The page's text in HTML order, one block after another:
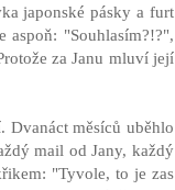
japonské pásky a furt
aspoň: "Souhlasím?!?",
za Janu mluví její
Dvanáct měsíců uběhlo
mail od Jany, každý
"Tyvole, to je zas